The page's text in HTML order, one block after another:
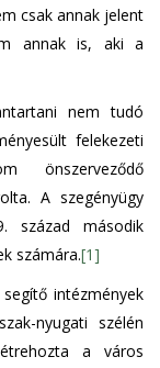
csak annak jelent
annak is, aki a
nem tudó
felekezeti
önszerveződő
A szegényügy
század második
számára.[1]
intézmények
nyugati szélén
a város